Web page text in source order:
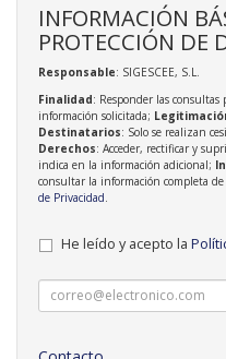
INFORMACIÓN
PROTECCIÓN DE
Responsable: SIGESCEE, S.L.
Finalidad: Responder las
información solicitada;
Destinatarios: Solo se realizan
Derechos: Acceder, rectificar y
indica en la información adicional;
consultar la información completa
de Privacidad
He leído y acepto la